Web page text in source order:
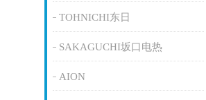
TOHNICHI东日
SAKAGUCHI坂口电热
AION